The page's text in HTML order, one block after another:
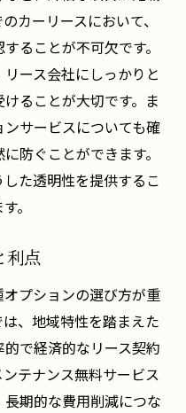
カーリースにおいて、
ることが不可欠です。
ース会社にしっかりと
ることが大切です。ま
サービスについても確
防ぐことができます。
た透明性を提供するこ
。
利点
プションの選び方が重
、地域特性を踏まえた
で経済的なリース契約
テナンス無料サービス
期的な費用削減につな